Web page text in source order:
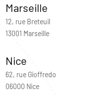
Marseille
12, rue Breteuil
13001 Marseille
Nice
62, rue Gioffredo
06000 Nice